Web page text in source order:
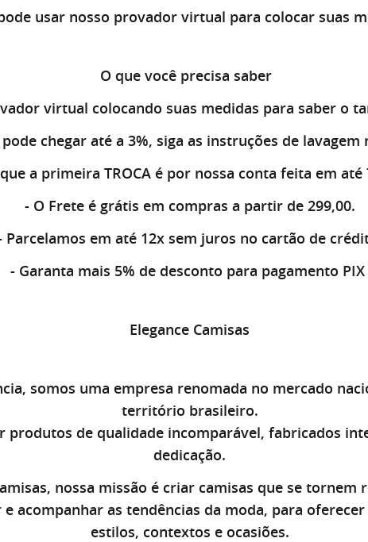
usar nosso provador virtual para colocar suas
O que você precisa saber
virtual colocando suas medidas para saber o
pode chegar até a 3%, siga as instruções de
a primeira TROCA é por nossa conta feita em até
- O Frete é grátis em compras a partir de 299,00.
Parcelamos em até 12x sem juros no cartão de
- Garanta mais 5% de desconto para pagamento PIX
Elegance Camisas
somos uma empresa renomada no mercado
território brasileiro.
produtos de qualidade incomparável, fabricados
dedicação.
nossa missão é criar camisas que se tornem
acompanhar as tendências da moda, para
estilos, contextos e ocasiões.